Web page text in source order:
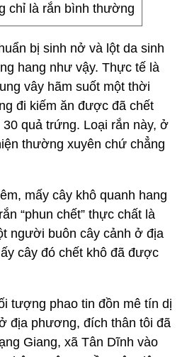
chỉ là rắn bình thường
bị sinh nở và lột da sinh
hang như vậy. Thực tế là
vây hãm suốt một thời
đi kiếm ăn được đã chết
quả trứng. Loại rắn này, ở
thường xuyên chứ chẳng
mấy cây khô quanh hang
“phun chết” thực chất là
người buôn cây cảnh ở địa
cây đó chết khô đã được
tượng phao tin đồn mê tín dị
địa phương, đích thân tôi đã
Giang, xã Tân Dĩnh vào